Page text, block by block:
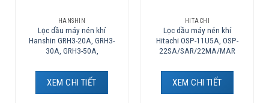
HANSHIN
Lọc dầu máy nén khí
Hanshin GRH3-20A, GRH3-
30A, GRH3-50A,
XEM CHI TIẾT
HITACHI
Lọc dầu máy nén khí
Hitachi OSP-11U5A, OSP-
22SA/SAR/22MA/MAR
XEM CHI TIẾT